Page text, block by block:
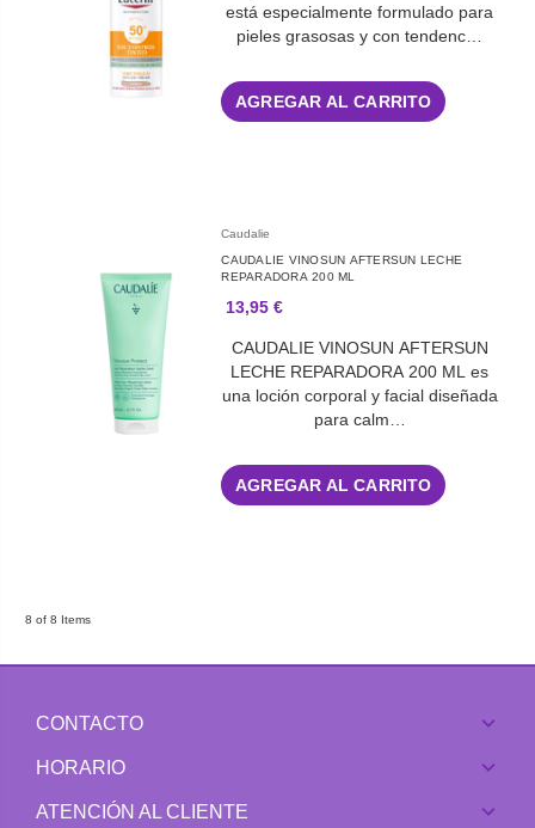
está especialmente formulado para
pieles grasosas y con tendenc…
AGREGAR AL CARRITO
Caudalie
CAUDALIE VINOSUN AFTERSUN LECHE
REPARADORA 200 ML
13,95 €
CAUDALIE VINOSUN AFTERSUN
LECHE REPARADORA 200 ML es
una loción corporal y facial diseñada
para calm…
AGREGAR AL CARRITO
8 of 8 Items
CONTACTO
HORARIO
ATENCIÓN AL CLIENTE